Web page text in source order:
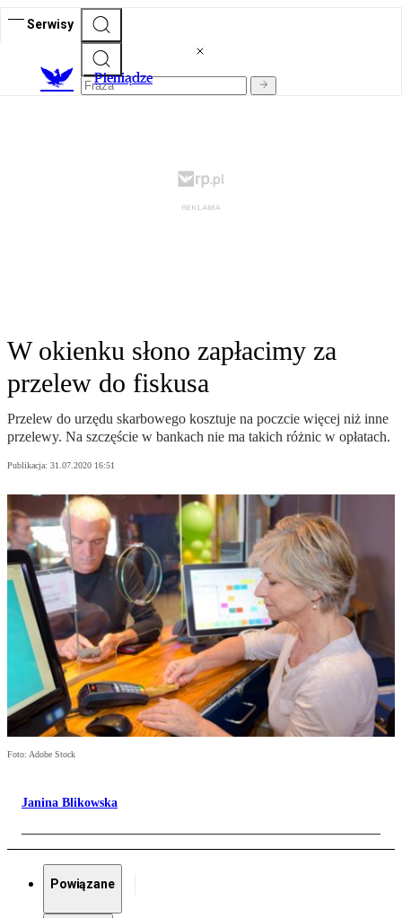
Serwisy
Pieniądze
W okienku słono zapłacimy za
przelew do fiskusa
Przelew do urzędu skarbowego kosztuje na poczcie więcej niż inne
przelewy. Na szczęście w bankach nie ma takich różnic w opłatach.
Publikacja: 31.07.2020 16:51
Foto: Adobe Stock
Janina Blikowska
Powiązane